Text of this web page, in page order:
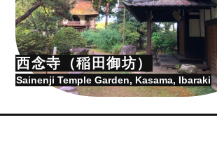
西念寺（稲田御坊）
Sainenji Temple Garden, Kasama, Ibaraki